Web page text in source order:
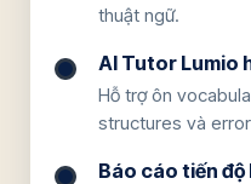
thuật ngữ.
AI Tutor Lumio
Hỗ trợ ôn
structures và
Báo cáo tiến